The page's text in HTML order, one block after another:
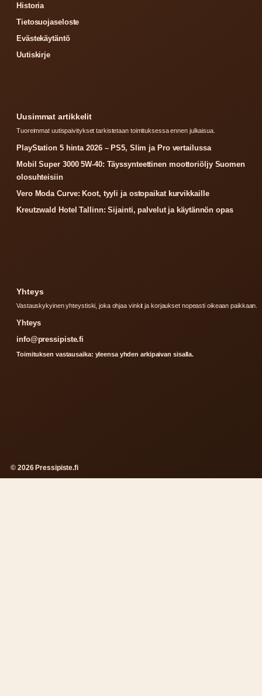
Historia
Tietosuojaseloste
Evästekäytäntö
Uutiskirje
Uusimmat artikkelit
Tuoreimmat uutispaivitykset tarkistetaan toimituksessa ennen julkaisua.
PlayStation 5 hinta 2026 – PS5, Slim ja Pro vertailussa
Mobil Super 3000 5W-40: Täyssynteettinen moottoriöljy Suomen
olosuhteisiin
Vero Moda Curve: Koot, tyyli ja ostopaikat kurvikkaille
Kreutzwald Hotel Tallinn: Sijainti, palvelut ja käytännön opas
Yhteys
Vastauskykyinen yhteystiski, joka ohjaa vinkit ja korjaukset nopeasti oikeaan paikkaan.
Yhteys
info@pressipiste.fi
Toimituksen vastausaika: yleensa yhden arkipaivan sisalla.
© 2026 Pressipiste.fi